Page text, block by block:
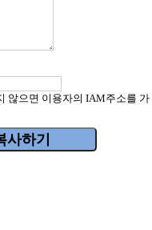
않으면 이용자의 IAM주소를 가
하기